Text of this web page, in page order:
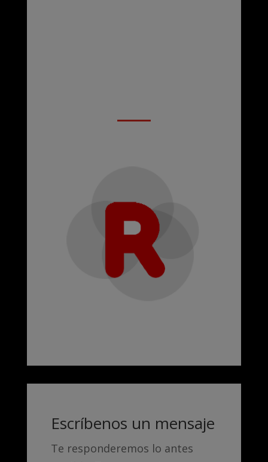
Escríbenos un mensaje
Te responderemos lo antes